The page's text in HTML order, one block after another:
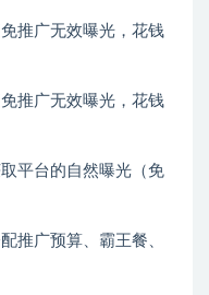
推广无效曝光，花钱
推广无效曝光，花钱
平台的自然曝光（免
推广预算、霸王餐、